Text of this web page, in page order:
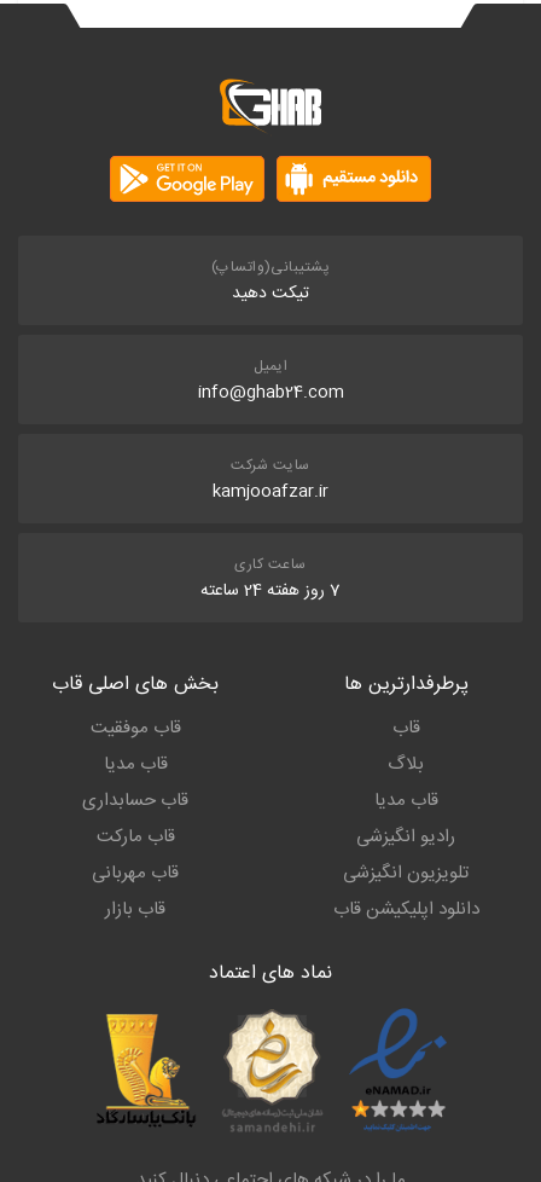
پشتیبانی(واتساپ)
تیکت دهید
ایمیل
info@ghab24.com
سایت شرکت
kamjooafzar.ir
ساعت کاری
7 روز هفته 24 ساعته
پرطرفدارترین ها
قاب
بلاگ
قاب مدیا
رادیو انگیزشی
تلویزیون انگیزشی
دانلود اپلیکیشن قاب
بخش های اصلی قاب
قاب موفقیت
قاب مدیا
قاب حسابداری
قاب مارکت
قاب مهربانی
قاب بازار
نماد های اعتماد